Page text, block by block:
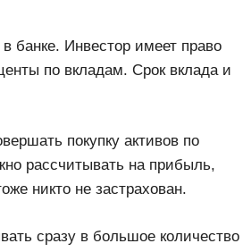
банке. Инвестор имеет право
по вкладам. Срок вклада и
покупку активов по
рассчитывать на прибыль,
никто не застрахован.
сразу в большое количество